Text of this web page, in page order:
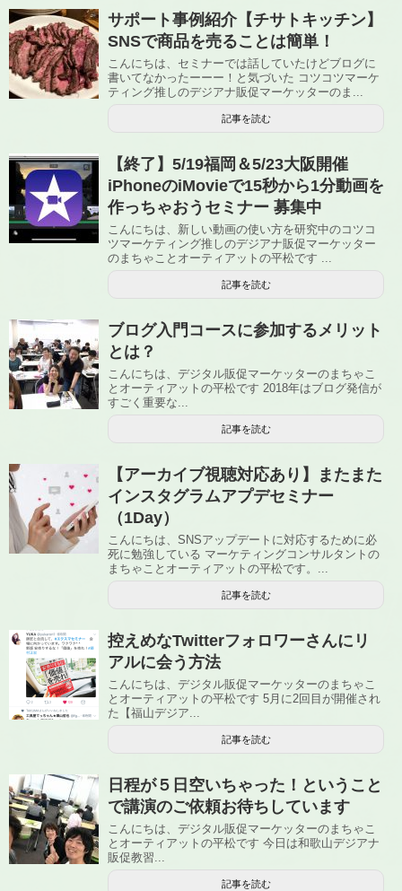
サポート事例紹介【チサトキッチン】
SNSで商品を売ることは簡単！
こんにちは、セミナーでは話していたけどブログに
書いてなかったーーー！と気づいた コツコツマーケ
ティング推しのデジアナ販促マーケッターのま...
記事を読む
【終了】5/19福岡＆5/23大阪開催
iPhoneのiMovieで15秒から1分動画を
作っちゃおうセミナー 募集中
こんにちは、新しい動画の使い方を研究中のコツコ
ツマーケティング推しのデジアナ販促マーケッター
のまちゃことオーティアットの平松です ...
記事を読む
ブログ入門コースに参加するメリット
とは？
こんにちは、デジタル販促マーケッターのまちゃこ
とオーティアットの平松です 2018年はブログ発信が
すごく重要な...
記事を読む
【アーカイブ視聴対応あり】またまた
インスタグラムアプデセミナー
（1Day）
こんにちは、SNSアップデートに対応するために必
死に勉強している マーケティングコンサルタントの
まちゃことオーティアットの平松です。...
記事を読む
控えめなTwitterフォロワーさんにリ
アルに会う方法
こんにちは、デジタル販促マーケッターのまちゃこ
とオーティアットの平松です 5月に2回目が開催され
た【福山デジア...
記事を読む
日程が５日空いちゃった！ということ
で講演のご依頼お待ちしています
こんにちは、デジタル販促マーケッターのまちゃこ
とオーティアットの平松です 今日は和歌山デジアナ
販促教習...
記事を読む